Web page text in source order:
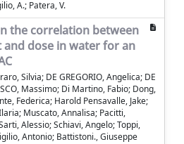
A.; Patera, V.
the correlation between
dose in water for an
Silvia; DE GREGORIO, Angelica; DE
Massimo; Di Martino, Fabio; Dong,
Federica; Harold Pensavalle, Jake;
Muscato, Annalisa; Pacitti,
Alessio; Schiavi, Angelo; Toppi,
Antonio; Battistoni., Giuseppe